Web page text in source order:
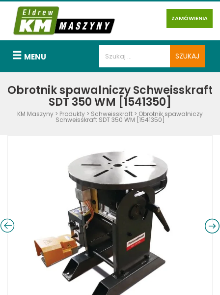
ZAMÓWIENIA
MENU
Obrotnik spawalniczy Schweisskraft
SDT 350 WM [1541350]
KM Maszyny > Produkty > Schweisskraft > Obrotnik spawalniczy
Schweisskraft SDT 350 WM [1541350]